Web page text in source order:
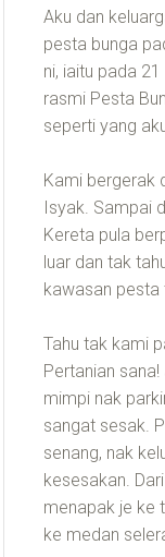
Aku dan
pesta bunga
ni, iaitu pada
rasmi Pesta
seperti yang
Kami bergerak
Isyak. Sampai
Kereta pula
luar dan tak
kawasan pesta
Tahu tak kami
Pertanian
mimpi nak
sangat sesak.
senang, nak
kesesakan.
menapak je ke
ke medan